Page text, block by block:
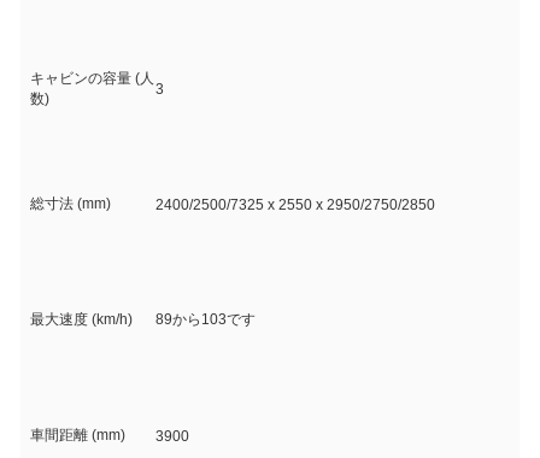
キャビンの容量 (人
数)
3
総寸法 (mm) 2400/2500/7325 x 2550 x 2950/2750/2850
最大速度 (km/h) 89から103です
車間距離 (mm) 3900